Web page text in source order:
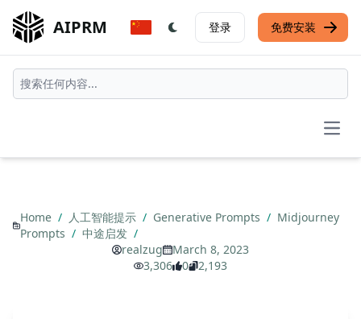
AIPRM 登录 免费安装
Home / 人工智能提示 / Generative Prompts / Midjourney
Prompts / 中途启发 /
realzug
March 8, 2023
3,306
0 2,193